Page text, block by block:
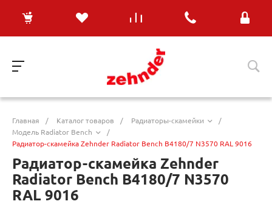
Главная / Каталог товаров / Радиаторы-скамейки
/
Модель Radiator Bench
/
Радиатор-скамейка Zehnder Radiator Bench B4180/7 N3570 RAL 9016
Радиатор-скамейка Zehnder
Radiator Bench B4180/7 N3570
RAL 9016